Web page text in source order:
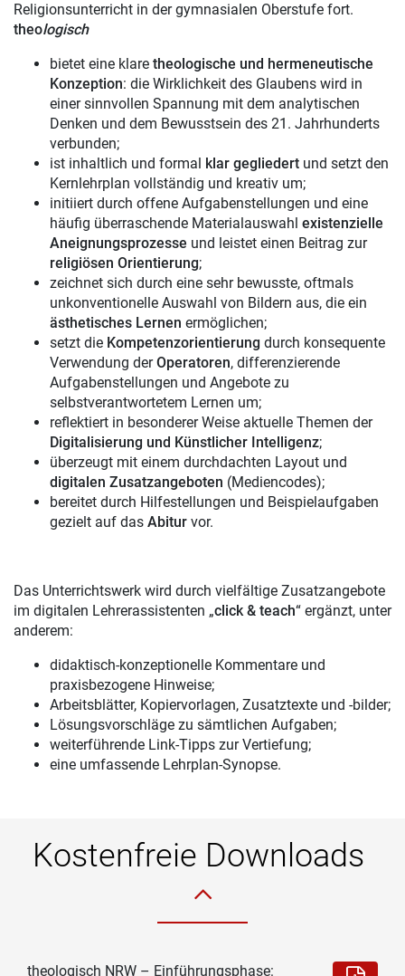
Religionsunterricht in der gymnasialen Oberstufe fort.
theologisch
bietet eine klare theologische und hermeneutische
Konzeption: die Wirklichkeit des Glaubens wird in
einer sinnvollen Spannung mit dem analytischen
Denken und dem Bewusstsein des 21. Jahrhunderts
verbunden;
ist inhaltlich und formal klar gegliedert und setzt den
Kernlehrplan vollständig und kreativ um;
initiiert durch offene Aufgabenstellungen und eine
häufig überraschende Materialauswahl existenzielle
Aneignungsprozesse und leistet einen Beitrag zur
religiösen Orientierung;
zeichnet sich durch eine sehr bewusste, oftmals
unkonventionelle Auswahl von Bildern aus, die ein
ästhetisches Lernen ermöglichen;
setzt die Kompetenzorientierung durch konsequente
Verwendung derOperatoren, differenzierende
Aufgabenstellungen und Angebote zu
selbstverantwortetem Lernen um;
reflektiert in besonderer Weise aktuelle Themen der
Digitalisierung und Künstlicher Intelligenz;
überzeugt mit einem durchdachten Layout und
digitalen Zusatzangeboten (Mediencodes);
bereitet durch Hilfestellungen und Beispielaufgaben
gezielt auf das Abitur vor.
Das Unterrichtswerk wird durch vielfältige Zusatzangebote
im digitalen Lehrerassistenten „click & teach“ ergänzt, unter
anderem:
didaktisch-konzeptionelle Kommentare und
praxisbezogene Hinweise;
Arbeitsblätter, Kopiervorlagen, Zusatztexte und -bilder;
Lösungsvorschläge zu sämtlichen Aufgaben;
weiterführende Link-Tipps zur Vertiefung;
eine umfassende Lehrplan-Synopse.
Kostenfreie Downloads
theologisch NRW – Einführungsphase: